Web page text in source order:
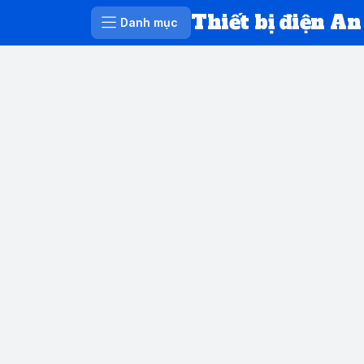
Danh mục Thiết bị điện An